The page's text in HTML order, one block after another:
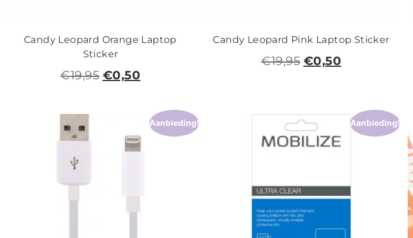
Candy Leopard Orange Laptop
Sticker
€19,95 €0,50
Candy Leopard Pink Laptop Sticker
€19,95 €0,50
Aanbieding! Aanbieding!